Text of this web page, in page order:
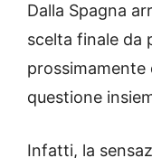
Dalla Spagna
scelta finale da
questione
Infatti, la